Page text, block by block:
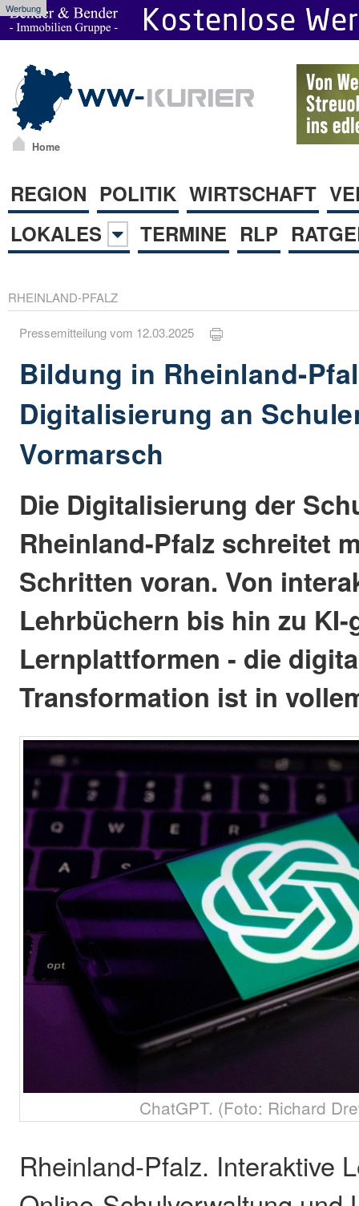
Werbung
Home
REGION POLITIK WIRTSCHAFT
LOKALES
TERMINE RLP
RHEINLAND-PFALZ
Pressemitteilung vom 12.03.2025
Bildung in Rheinland-
Digitalisierung an
Vormarsch
Die Digitalisierung der
Rheinland-Pfalz schreitet
Schritten voran. Von
Lehrbüchern bis hin zu
Lernplattformen - die
Transformation ist in
ChatGPT. (Foto: Richard
Rheinland-Pfalz. Interaktive